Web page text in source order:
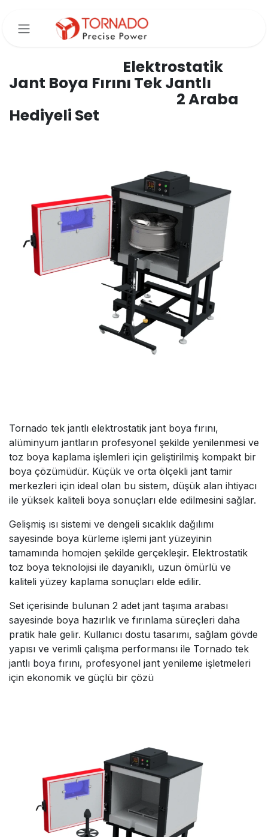
Elektrostatik
Jant Boya Fırını Tek Jantlı
2 Araba
Hediyeli Set
Tornado tek jantlı elektrostatik jant boya fırını,
alüminyum jantların profesyonel şekilde yenilenmesi ve
toz boya kaplama işlemleri için geliştirilmiş kompakt bir
boya çözümüdür. Küçük ve orta ölçekli jant tamir
merkezleri için ideal olan bu sistem, düşük alan ihtiyacı
ile yüksek kaliteli boya sonuçları elde edilmesini sağlar.
Gelişmiş ısı sistemi ve dengeli sıcaklık dağılımı
sayesinde boya kürleme işlemi jant yüzeyinin
tamamında homojen şekilde gerçekleşir. Elektrostatik
toz boya teknolojisi ile dayanıklı, uzun ömürlü ve
kaliteli yüzey kaplama sonuçları elde edilir.
Set içerisinde bulunan 2 adet jant taşıma arabası
sayesinde boya hazırlık ve fırınlama süreçleri daha
pratik hale gelir. Kullanıcı dostu tasarımı, sağlam gövde
yapısı ve verimli çalışma performansı ile Tornado tek
jantlı boya fırını, profesyonel jant yenileme işletmeleri
için ekonomik ve güçlü bir çözü